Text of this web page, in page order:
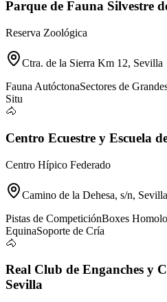
Parque de Fauna Silvestre
Reserva Zoológica
Ctra. de la Sierra Km 12, Sevilla
Fauna AutóctonaSectores de
Situ
🐴
Centro Ecuestre y Escuela
Centro Hípico Federado
Camino de la Dehesa, s/n, Sevilla
Pistas de CompeticiónBoxes
EquinaSoporte de Cría
🐴
Real Club de Enganches y
Sevilla